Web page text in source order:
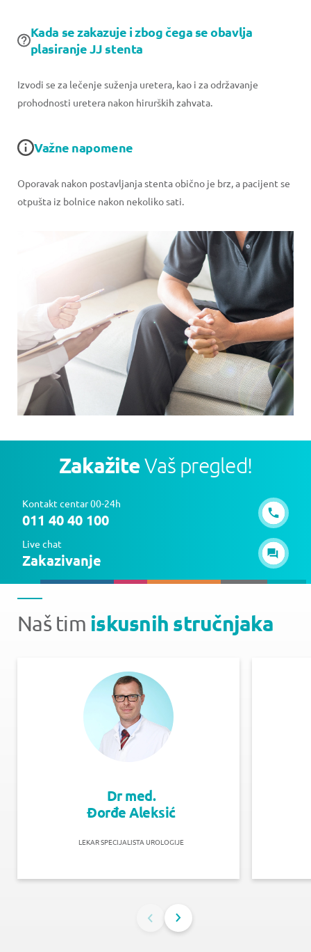
Kada se zakazuje i zbog čega se obavlja
plasiranje JJ stenta
Izvodi se za lečenje suženja uretera, kao i za održavanje
prohodnosti uretera nakon hirurških zahvata.
Važne napomene
Oporavak nakon postavljanja stenta obično je brz, a pacijent se
otpušta iz bolnice nakon nekoliko sati.
ZakažiteVaš pregled!
Kontakt centar 00-24h
011 40 40 100
Live chat
Zakazivanje
Naš tim iskusnih stručnjaka
Dr med.
Đorđe Aleksić
LEKAR SPECIJALISTA UROLOGIJE